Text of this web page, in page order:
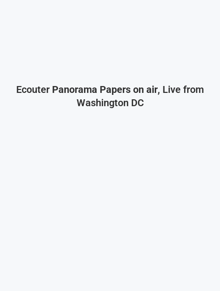
Ecouter Panorama Papers on air, Live from
Washington DC